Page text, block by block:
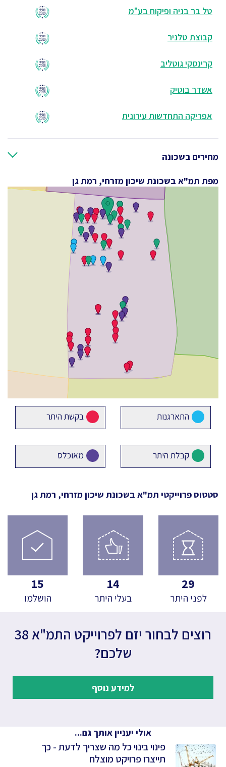
טל בר בניה ופיקוח בע"מ
קבוצת טלניר
קרינסקי גוטליב
אשדר בוטיק
אפריקה התחדשות עירונית
מחירים בשכונה
מפת תמ"א בשכונת שיכון מזרחי, רמת גן
התארגנות בקשת היתר
קבלת היתר מאוכלס
סטטוס פרוייקטי תמ"א בשכונת שיכון מזרחי, רמת גן
29
לפני היתר
14
בעלי היתר
15
הושלמו
רוצים לבחור יזם לפרוייקט התמ"א 38
שלכם?
למידע נוסף
אולי יעניין אותך גם...
פינוי בינוי כל מה שצריך לדעת - כך
תייצרו פרויקט מוצלח